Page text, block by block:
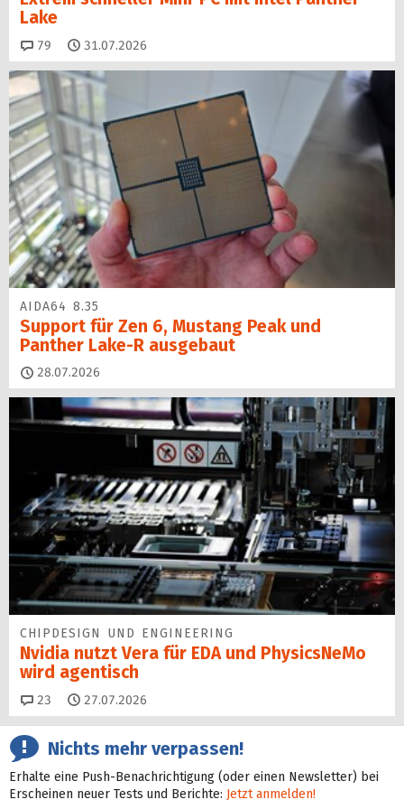
Lake
79 Kommentare
31.07.2026
AIDA64 8.35
Support für Zen 6, Mustang Peak und
Panther Lake-R ausgebaut
28.07.2026
CHIPDESIGN UND ENGINEERING
Nvidia nutzt Vera für EDA und PhysicsNeMo
wird agentisch
23 Kommentare
27.07.2026
Nichts mehr verpassen!
Erhalte eine Push-Benachrichtigung (oder einen Newsletter) bei
Erscheinen neuer Tests und Berichte: Jetzt anmelden!